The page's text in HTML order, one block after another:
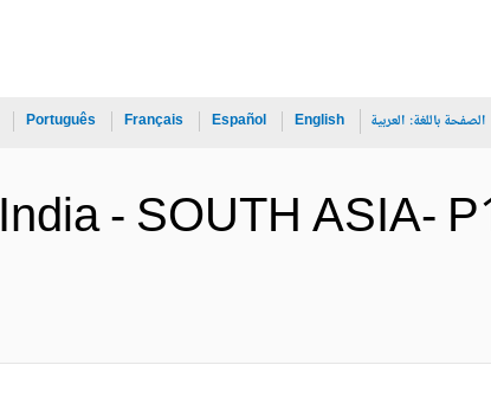
الصفحة باللغة: العربية English
Español
Français
Português
India - SOUTH ASIA-